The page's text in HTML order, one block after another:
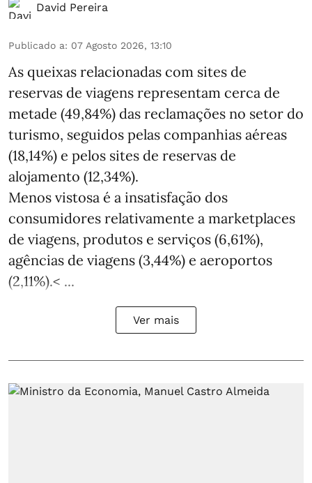
David Pereira
Publicado a: 07 Agosto 2026, 13:10
As queixas relacionadas com sites de
reservas de viagens representam cerca de
metade (49,84%) das reclamações no setor do
turismo, seguidos pelas companhias aéreas
(18,14%) e pelos sites de reservas de
alojamento (12,34%).
Menos vistosa é a insatisfação dos
consumidores relativamente a marketplaces
de viagens, produtos e serviços (6,61%),
agências de viagens (3,44%) e aeroportos
(2,11%).< ...
Ver mais